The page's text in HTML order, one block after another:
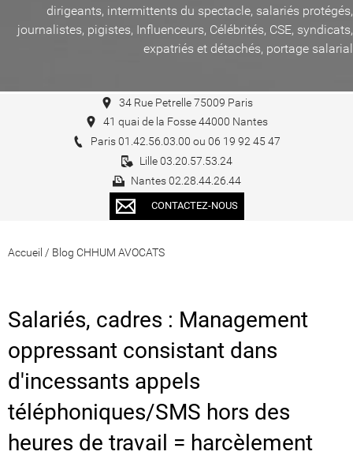
dirigeants, intermittents du spectacle, salariés protégés,
journalistes, pigistes, Influenceurs, Célébrités, CSE, syndicats,
expatriés et détachés, portage salarial
34 Rue Petrelle 75009 Paris
41 quai de la Fosse 44000 Nantes
Paris 01.42.56.03.00 ou 06 19 92 45 47
Lille 03.20.57.53.24
Nantes 02.28.44.26.44
CONTACTEZ-NOUS
Accueil / Blog CHHUM AVOCATS
Salariés, cadres : Management
oppressant consistant dans
d'incessants appels
téléphoniques/SMS hors des
heures de travail = harcèlement